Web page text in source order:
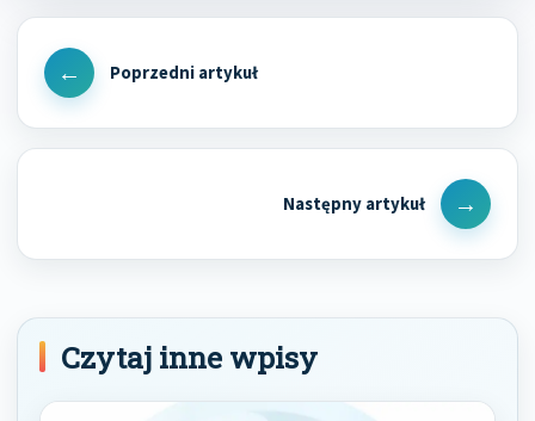
Nawigacja
wpisu
Previous
Next
Post
Czytaj inne wpisy